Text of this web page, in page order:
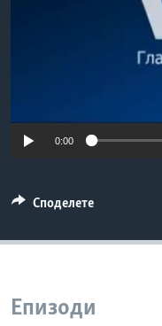
No media
0:00
Споделете
Епизоди